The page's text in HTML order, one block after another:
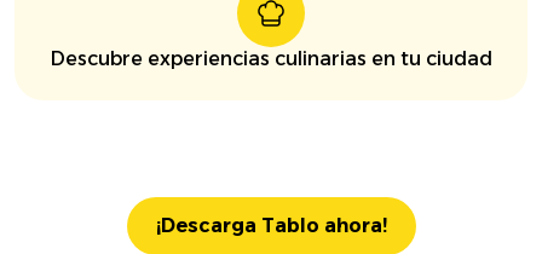
Descubre experiencias culinarias en tu ciudad
¡Descarga Tablo ahora!